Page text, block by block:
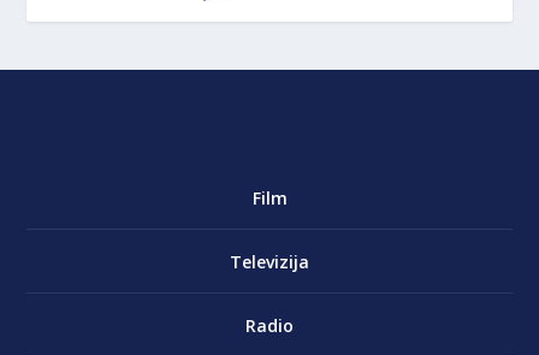
Film
Televizija
Radio